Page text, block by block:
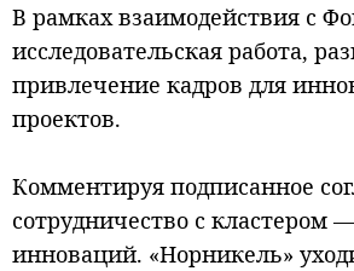
В рамках взаимодействия с
исследовательская работа,
привлечение кадров для
проектов.
Комментируя подписанное
сотрудничество с кластером
инноваций. «Норникель»